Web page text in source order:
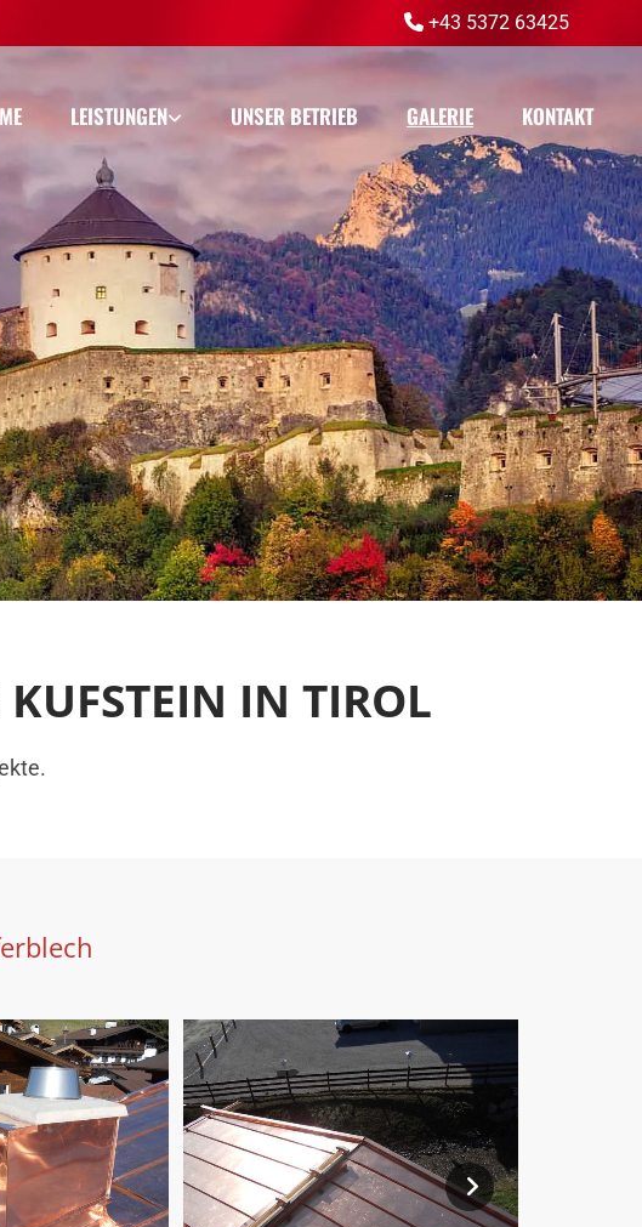
 +43 5372 63425
LEISTUNGEN UNSER BETRIEB GALERIE KONTAKT
KUFSTEIN IN TIROL